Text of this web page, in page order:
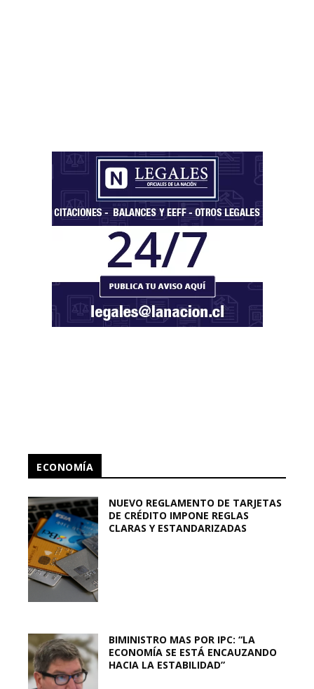
ECONOMÍA
NUEVO REGLAMENTO DE TARJETAS
DE CRÉDITO IMPONE REGLAS
CLARAS Y ESTANDARIZADAS
BIMINISTRO MAS POR IPC: “LA
ECONOMÍA SE ESTÁ ENCAUZANDO
HACIA LA ESTABILIDAD”